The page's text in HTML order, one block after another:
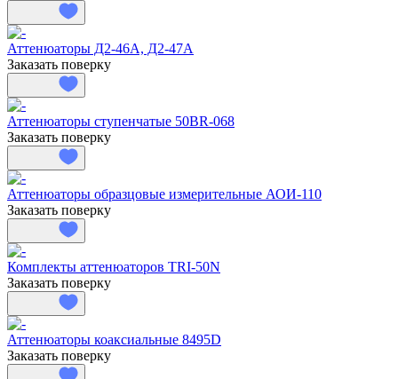
Аттенюаторы Д2-46А, Д2-47А
Заказать поверку
Аттенюаторы ступенчатые 50BR-068
Заказать поверку
Аттенюаторы образцовые измерительные АОИ-110
Заказать поверку
Комплекты аттенюаторов TRI-50N
Заказать поверку
Аттенюаторы коаксиальные 8495D
Заказать поверку